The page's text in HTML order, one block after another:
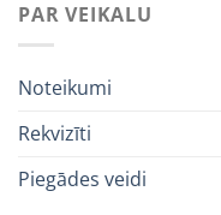
PAR VEIKALU
Noteikumi
Rekvizīti
Piegādes veidi